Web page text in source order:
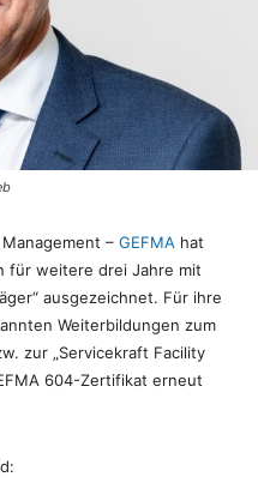
– GEFMA hat
für weitere drei Jahre mit
ausgezeichnet. Für ihre
Weiterbildungen zum
zur „Servicekraft Facility
604-Zertifikat erneut